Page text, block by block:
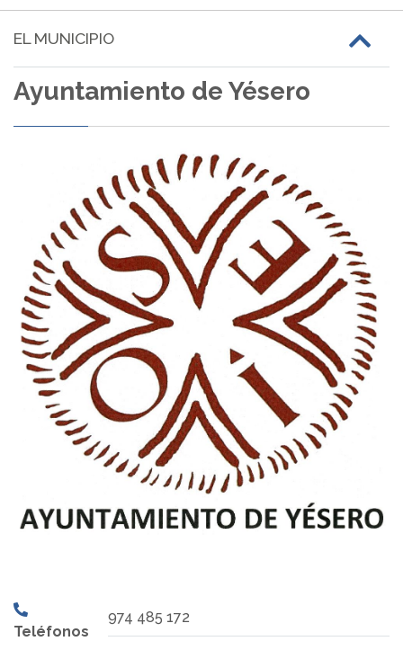
EL MUNICIPIO
Ayuntamiento de Yésero
Teléfonos
974 485 172